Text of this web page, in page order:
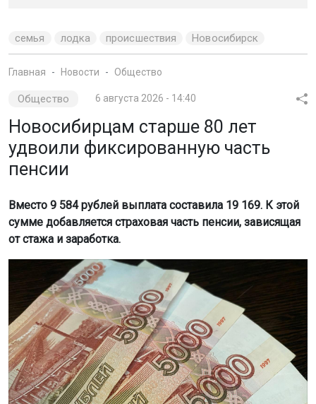
семья лодка происшествия Новосибирск
Главная Новости Общество
Общество 6 августа 2026 - 14:40
Новосибирцам старше 80 лет
удвоили фиксированную часть
пенсии
Вместо 9 584 рублей выплата составила 19 169. К этой
сумме добавляется страховая часть пенсии, зависящая
от стажа и заработка.